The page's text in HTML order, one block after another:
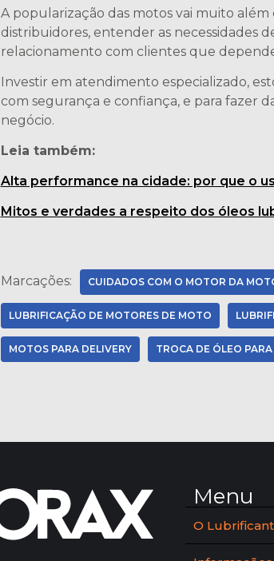
A popularização das motos vai muito
distribuidores, entender as necessidades
relacionamento com clientes que
Investir em atendimento especializado,
com segurança e confiança, e para fazer
negócio.
Leia também:
Alta performance na cidade: por que o
Mitos e verdades a respeito dos óleos
Marcações: CUIDADOS COM O MOTOR DA
LUBRIFICAÇÃO DE MOTORES DE MOTO
MOTOS PARA DELIVERY TROCA DE ÓLEO
Menu
O